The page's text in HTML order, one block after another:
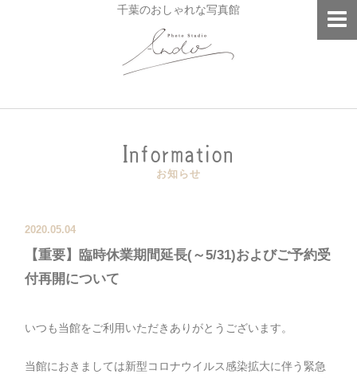
千葉のおしゃれな写真館
Information
お知らせ
2020.05.04
【重要】臨時休業期間延長(～5/31)およびご予約受
付再開について
いつも当館をご利用いただきありがとうございます。
当館におきましては新型コロナウイルス感染拡大に伴う緊急